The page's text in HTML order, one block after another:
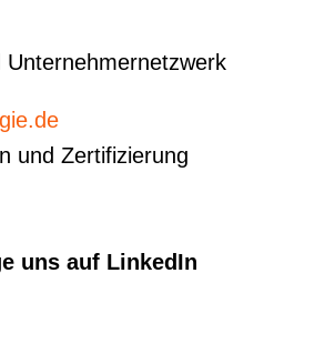
Unternehmernetzwerk
und Zertifizierung
uns auf LinkedIn